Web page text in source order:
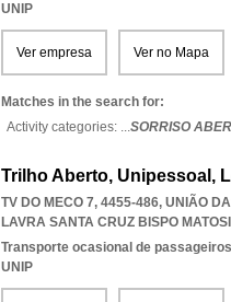
UNIP
Ver empresa Ver no Mapa
Matches in the search for:
Activity categories: ...SORRISO
Trilho Aberto, Unipessoal,
TV DO MECO 7, 4455-486, UNIÃO
LAVRA SANTA CRUZ BISPO
Transporte ocasional de
UNIP